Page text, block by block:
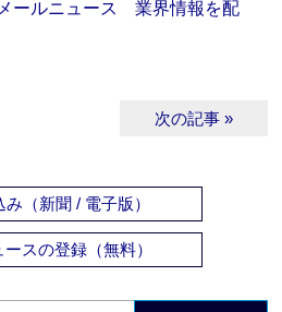
ールニュース 業界情報を配
次の記事 »
（新聞 / 電子版）
ースの登録（無料）